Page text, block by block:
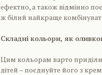
ефектно, а також відмінно
ж білий найкраще
Складні кольори, як
Цим кольорам варто
дітей – поєднуйте його з